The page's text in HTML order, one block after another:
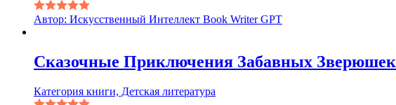
Автор: Искусственный Интеллект Book Writer GPT
Сказочные Приключения Забавных Зверюшек
Категория книги, Детская литература